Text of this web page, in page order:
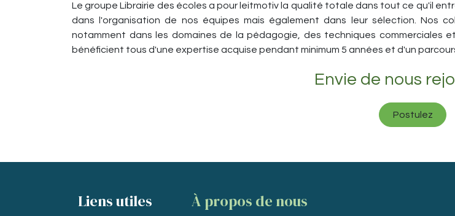
Le groupe Librairie des écoles a pour leitmotiv la qualité totale dans tout ce qu'il
dans l'organisation de nos équipes mais également dans leur sélection. Nos
notamment dans les domaines de la pédagogie, des techniques commerciales
bénéficient tous d'une expertise acquise pendant minimum 5 années et d'un
Envie de nous
Postulez
Liens utiles À propos de nous